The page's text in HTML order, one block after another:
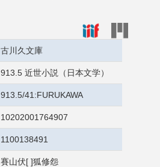
古川久文庫
913.5 近世小説（日本文学）
913.5/41:FURUKAWA
10202001764907
1100138491
賽山伏[ ]狐修怨